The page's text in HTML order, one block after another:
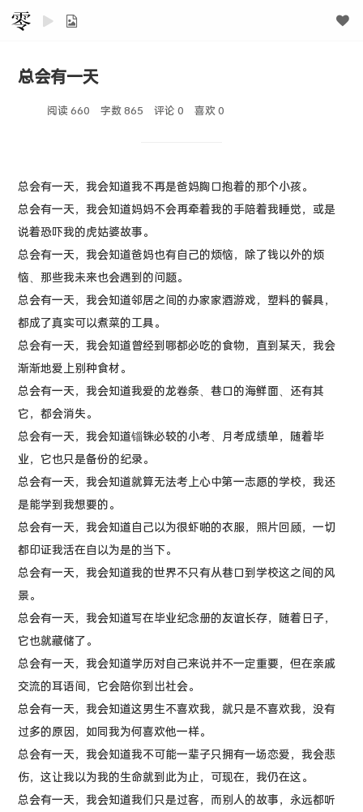
总会有一天
阅读 660 字数 865 评论 0 喜欢0
总会有一天，我会知道我不再是爸妈胸口抱着的那个小孩。
总会有一天，我会知道妈妈不会再牵着我的手陪着我睡觉，或是
说着恐吓我的虎姑婆故事。
总会有一天，我会知道爸妈也有自己的烦恼，除了钱以外的烦
恼、那些我未来也会遇到的问题。
总会有一天，我会知道邻居之间的办家家酒游戏，塑料的餐具，
都成了真实可以煮菜的工具。
总会有一天，我会知道曾经到哪都必吃的食物，直到某天，我会
渐渐地爱上别种食材。
总会有一天，我会知道我爱的龙卷条、巷口的海鲜面、还有其
它，都会消失。
总会有一天，我会知道锱铢必较的小考、月考成绩单，随着毕
业，它也只是备份的纪录。
总会有一天，我会知道就算无法考上心中第一志愿的学校，我还
是能学到我想要的。
总会有一天，我会知道自己以为很虾啪的衣服，照片回顾，一切
都印证我活在自以为是的当下。
总会有一天，我会知道我的世界不只有从巷口到学校这之间的风
景。
总会有一天，我会知道写在毕业纪念册的友谊长存，随着日子，
它也就藏储了。
总会有一天，我会知道学历对自己来说并不一定重要，但在亲戚
交流的耳语间，它会陪你到出社会。
总会有一天，我会知道这男生不喜欢我，就只是不喜欢我，没有
过多的原因，如同我为何喜欢他一样。
总会有一天，我会知道我不可能一辈子只拥有一场恋爱，我会悲
伤，这让我以为我的生命就到此为止，可现在，我仍在这。
总会有一天，我会知道我们只是过客，而别人的故事，永远都听